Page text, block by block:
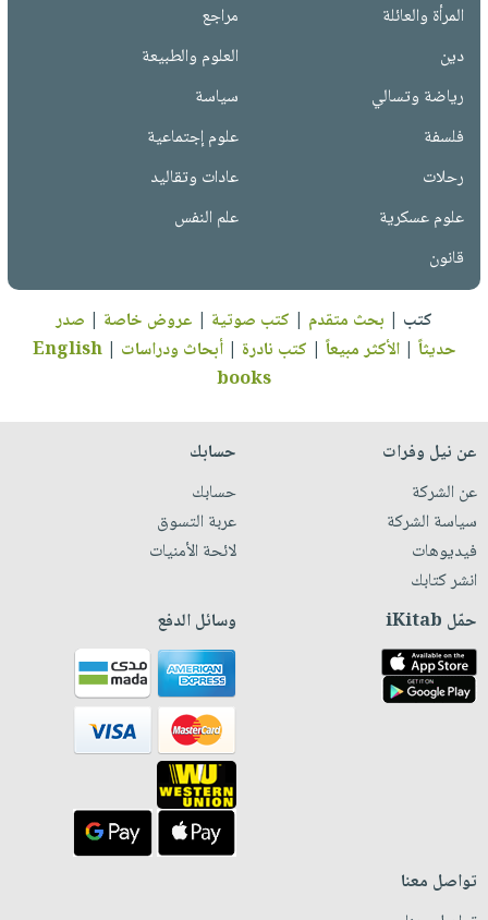
المرأة والعائلة
مراجع
دين
العلوم والطبيعة
رياضة وتسالي
سياسة
فلسفة
علوم إجتماعية
رحلات
عادات وتقاليد
علوم عسكرية
علم النفس
قانون
كتب | بحث متقدم | كتب صوتية | عروض خاصة | صدر
حديثاً |الأكثر مبيعاً | كتب نادرة |أبحاث ودراسات |
English
books
عن نيل وفرات
عن الشركة
سياسة الشركة
فيديوهات
انشر كتابك
حسابك
حسابك
عربة التسوق
لائحة الأمنيات
حمّل iKitab وسائل الدفع
تواصل معنا